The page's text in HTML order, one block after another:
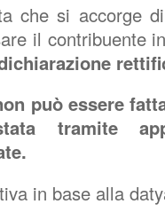
che si accorge
il contribuente
può essere
tramite
in base alla